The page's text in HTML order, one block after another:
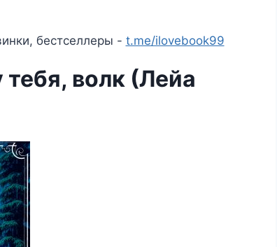
бестселлеры - t.me/ilovebook99
волк (Лейа